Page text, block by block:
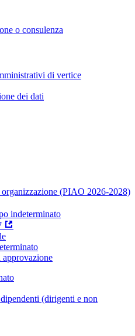
o consulenza
di vertice
dei dati
(PIAO 2026-2028)
indeterminato
(dirigenti e non